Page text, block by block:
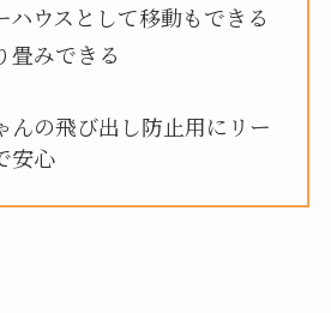
ハウスとして移動もできる
畳みできる
んの飛び出し防止用にリー
安心